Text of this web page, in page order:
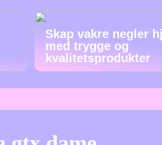
Skap vakre negler
med trygge og
kvalitetsprodukter